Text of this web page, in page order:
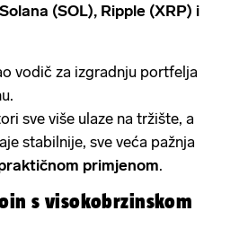
Solana (SOL), Ripple (XRP) i
vodič za izgradnju portfelja
sve više ulaze na tržište, a
stabilnije, sve veća pažnja
primjenom.
s visokobrzinskom